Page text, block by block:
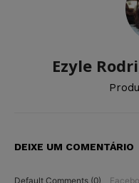
Ezyle
DEIXE UM COMENTÁRIO
Default Comments (0)